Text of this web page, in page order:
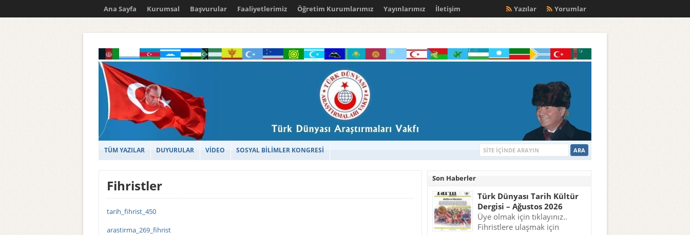
Ana Sayfa Kurumsal Başvurular Faaliyetlerimiz Öğretim Kurumlarımız Yayınlarımız İletişim Yorumlar
Yazılar
TÜM YAZILAR DUYURULAR VİDEO SOSYAL BİLİMLER KONGRESİ
Fihristler
tarih_fihrist_450
arastirma_269_fihrist
Son Haberler
Türk Dünyası Tarih Kültür
Dergisi – Ağustos 2026
Üye olmak için tıklayınız..
Fihristlere ulaşmak için